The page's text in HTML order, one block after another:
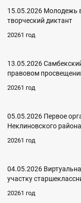
15.05.2026 Молодежь
творческий диктант
20261 год
13.05.2026
правовом
20261 год
05.05.2026 Первое
Неклиновского
20261 год
04.05.2026
участку
20261 год